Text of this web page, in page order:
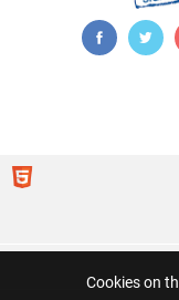
Cookies on